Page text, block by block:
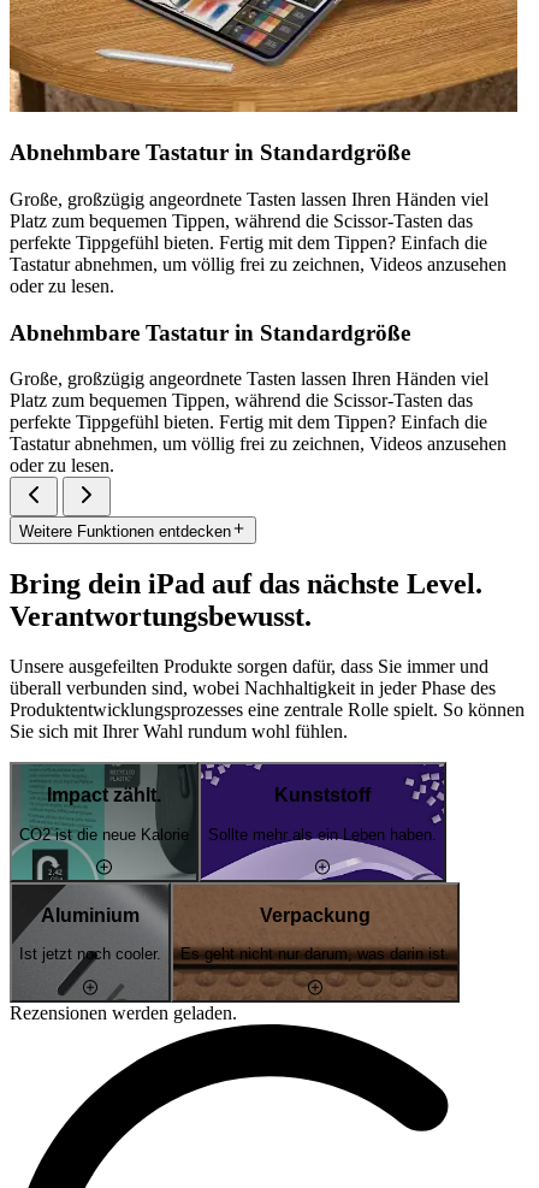
Abnehmbare Tastatur in Standardgröße
Große, großzügig angeordnete Tasten lassen Ihren Händen viel
Platz zum bequemen Tippen, während die Scissor-Tasten das
perfekte Tippgefühl bieten. Fertig mit dem Tippen? Einfach die
Tastatur abnehmen, um völlig frei zu zeichnen, Videos anzusehen
oder zu lesen.
Abnehmbare Tastatur in Standardgröße
Große, großzügig angeordnete Tasten lassen Ihren Händen viel
Platz zum bequemen Tippen, während die Scissor-Tasten das
perfekte Tippgefühl bieten. Fertig mit dem Tippen? Einfach die
Tastatur abnehmen, um völlig frei zu zeichnen, Videos anzusehen
oder zu lesen.
Weitere Funktionen entdecken
Bring dein iPad auf das nächste Level.
Verantwortungsbewusst.
Unsere ausgefeilten Produkte sorgen dafür, dass Sie immer und
überall verbunden sind, wobei Nachhaltigkeit in jeder Phase des
Produktentwicklungsprozesses eine zentrale Rolle spielt. So können
Sie sich mit Ihrer Wahl rundum wohl fühlen.
Impact zählt.
CO2 ist die neue Kalorie
Kunststoff
Sollte mehr als ein Leben haben.
Aluminium
Ist jetzt noch cooler.
Verpackung
Es geht nicht nur darum, was darin ist.
Rezensionen werden geladen.